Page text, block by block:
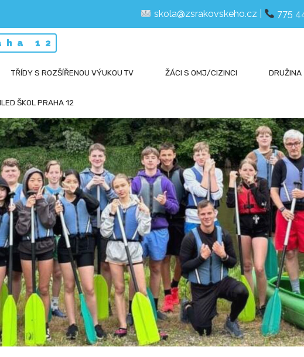
skola@zsrakovskeho.cz
775
12
TŘÍDY S ROZŠÍŘENOU VÝUKOU TV ŽÁCI S OMJ/CIZINCI DRUŽINA
ŠKOL PRAHA 12